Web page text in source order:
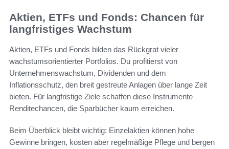
Aktien, ETFs und Fonds: Chancen für
langfristiges Wachstum
Aktien, ETFs und Fonds bilden das Rückgrat vieler
wachstumsorientierter Portfolios. Du profitierst von
Unternehmenswachstum, Dividenden und dem
Inflationsschutz, den breit gestreute Anlagen über lange Zeit
bieten. Für langfristige Ziele schaffen diese Instrumente
Renditechancen, die Sparbücher kaum erreichen.
Beim Überblick bleibt wichtig: Einzelaktien können hohe
Gewinne bringen, kosten aber regelmäßige Pflege und bergen